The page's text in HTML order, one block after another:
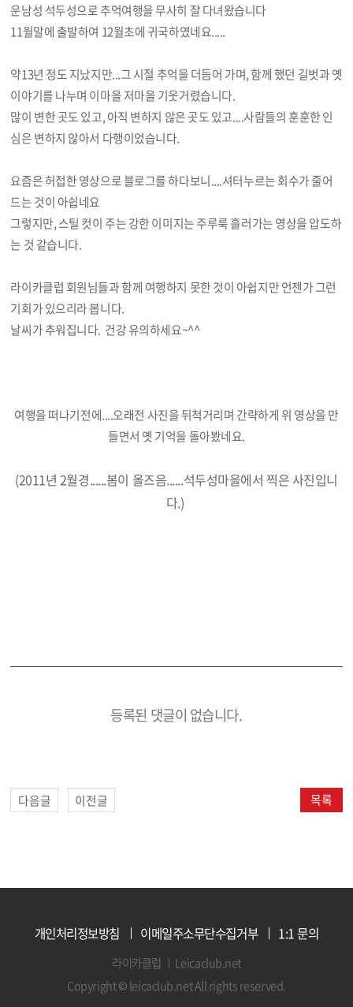
운남성 석두성으로 추억여행을 무사히 잘 다녀왔습니다
11월말에 출발하여 12월초에 귀국하였네요.....
약13년 정도 지났지만...그 시절 추억을 더듬어 가며, 함께 했던 길벗과 옛
이야기를 나누며 이마을 저마을 기웃거렸습니다.
많이 변한 곳도 있고, 아직 변하지 않은 곳도 있고....사람들의 훈훈한 인
심은 변하지 않아서 다행이었습니다.
요즘은 허접한 영상으로 블로그를 하다보니....셔터누르는 회수가 줄어
드는 것이 아쉽네요
그렇지만, 스틸 컷이 주는 강한 이미지는 주루룩 흘러가는 영상을 압도하
는 것 같습니다.
라이카클럽 회원님들과 함께 여행하지 못한 것이 아쉽지만 언젠가 그런
기회가 있으리라 봅니다.
날씨가 추워집니다. 건강 유의하세요~^^
여행을 떠나기전에....오래전 사진을 뒤척거리며 간략하게 위 영상을 만
들면서 옛 기억을 돌아봤네요.
(2011년 2월경......봄이 올즈음......석두성마을에서 찍은 사진입니
다.)
등록된 댓글이 없습니다.
다음글 이전글 목록
개인처리정보방침 이메일주소무단수집거부 1:1 문의
라이카클럽
Leicaclub.net
Copyright © leicaclub.net All rights reserved.